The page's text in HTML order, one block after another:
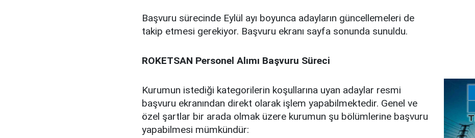
Başvuru sürecinde Eylül ayı boyunca adayların güncellemeleri de
takip etmesi gerekiyor. Başvuru ekranı sayfa sonunda sunuldu.
ROKETSAN Personel Alımı Başvuru Süreci
Kurumun istediği kategorilerin koşullarına uyan adaylar resmi
başvuru ekranından direkt olarak işlem yapabilmektedir. Genel ve
özel şartlar bir arada olmak üzere kurumun şu bölümlerine başvuru
yapabilmesi mümkündür: